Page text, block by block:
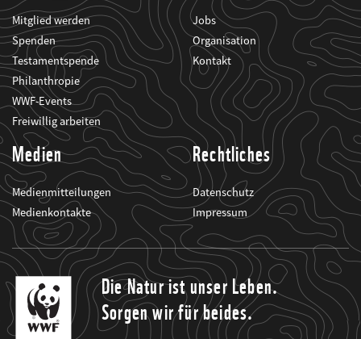
Mitglied werden
Spenden
Testamentspende
Philanthropie
WWF-Events
Freiwillig arbeiten
Jobs
Organisation
Kontakt
Medien
Medienmitteilungen
Medienkontakte
Rechtliches
Datenschutz
Impressum
Die Natur ist unser Leben.
Sorgen wir für beides.